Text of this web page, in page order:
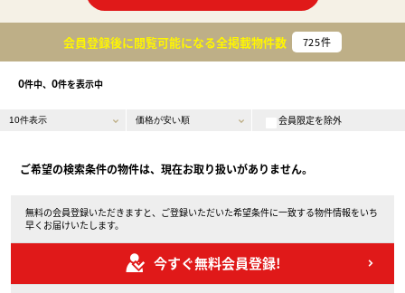
会員登録後に閲覧可能になる全掲載物件数 725件
0件中、 0件を表示中
会員限定を除外
ご希望の検索条件の物件は、現在お取り扱いがありません。
無料の会員登録いただきますと、ご登録いただいた希望条件に一致する物件情報をいち
早くお届けいたします。
今すぐ無料会員登録!